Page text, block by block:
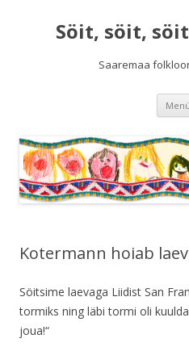
Söit, söit,
Saaremaa
Kotermann hoiab
Söitsime laevaga Liidist San
tormiks ning läbi tormi oli
joua!“